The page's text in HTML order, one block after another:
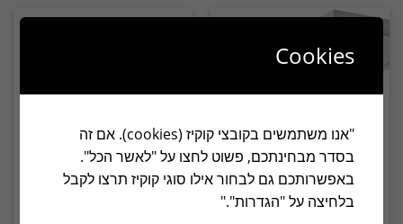
פנל לד מלבני 90X30 פנל לד מרובע צמוד תקרה
Cookies
"אנו משתמשים בקובצי קוקיז (cookies). אם זה
בסדר מבחינתכם, פשוט לחצו על "לאשר הכל".
באפשרותכם גם לבחור אילו סוגי קוקיז תרצו לקבל
בלחיצה על "הגדרות"."